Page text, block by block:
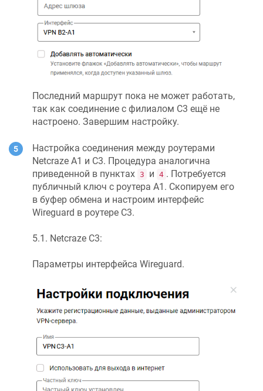
Последний маршрут пока не может работать,
так как соединение с филиалом C3 ещё не
настроено. Завершим настройку.
Настройка соединения между роутерами
Netcraze А1 и C3. Процедура аналогична
приведенной в пунктах 3 и 4 . Потребуется
публичный ключ с роутера А1. Скопируем его
в буфер обмена и настроим интерфейс
Wireguard в роутере C3.
5.1. Netcraze C3:
Параметры интерфейса Wireguard.